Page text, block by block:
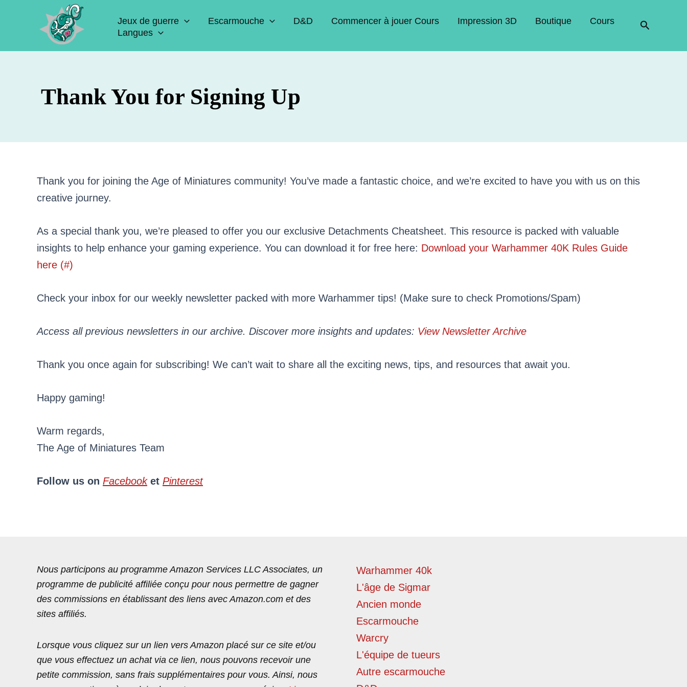
Jeux de guerre Escarmouche D&D Commencer à jouer Cours Impression 3D Boutique
Cours
Langues
Thank You for Signing Up
Thank you for joining the Age of Miniatures community! You’ve made a fantastic choice, and we’re excited to have you with us on this
creative journey.
As a special thank you, we’re pleased to offer you our exclusive Detachments Cheatsheet. This resource is packed with valuable
insights to help enhance your gaming experience. You can download it for free here: Download your Warhammer 40K Rules Guide
here (#)
Check your inbox for our weekly newsletter packed with more Warhammer tips! (Make sure to check Promotions/Spam)
Access all previous newsletters in our archive. Discover more insights and updates: View Newsletter Archive
Thank you once again for subscribing! We can’t wait to share all the exciting news, tips, and resources that await you.
Happy gaming!
Warm regards,
The Age of Miniatures Team
Follow us on Facebooket Pinterest
Nous participons au programme Amazon Services LLC Associates, un
programme de publicité affiliée conçu pour nous permettre de gagner
des commissions en établissant des liens avec Amazon.com et des
sites affiliés.
Lorsque vous cliquez sur un lien vers Amazon placé sur ce site et/ou
que vous effectuez un achat via ce lien, nous pouvons recevoir une
petite commission, sans frais supplémentaires pour vous. Ainsi, nous
Warhammer 40k
L'âge de Sigmar
Ancien monde
Escarmouche
Warcry
L'équipe de tueurs
Autre escarmouche